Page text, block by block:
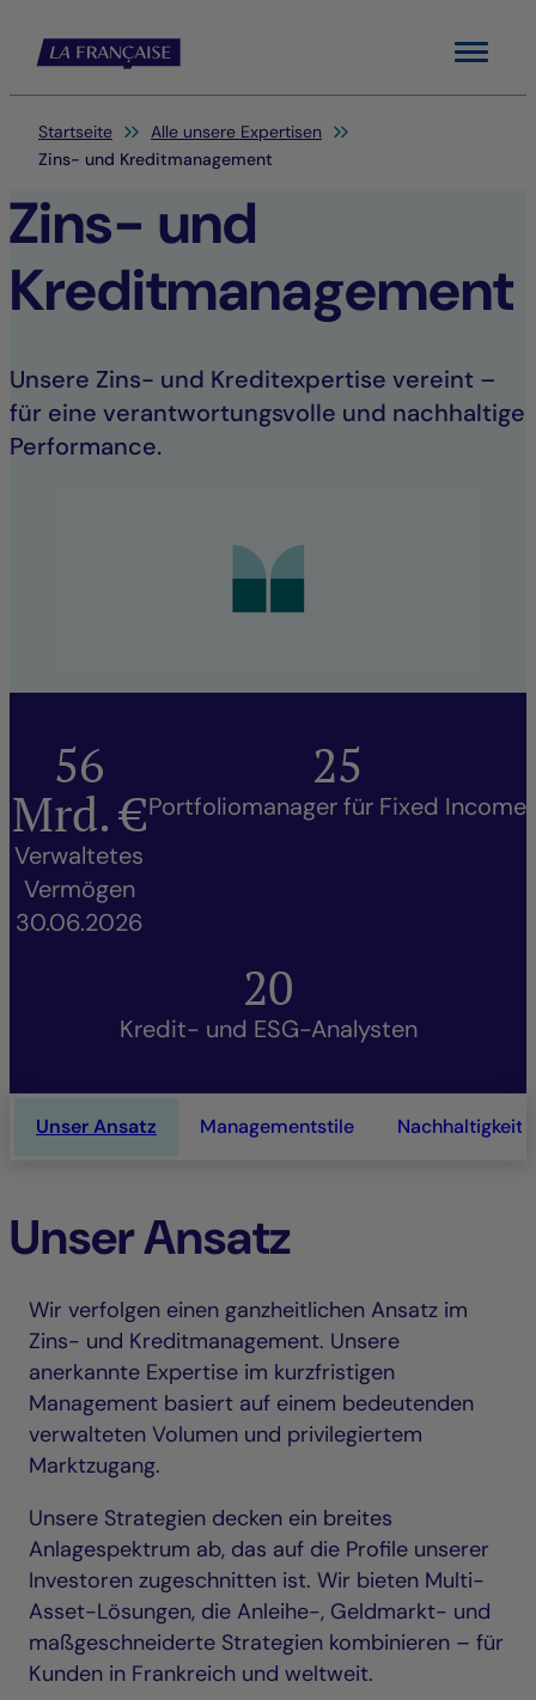
Menu
Sie befinden sich hier:
Startseite
Alle unsere Expertisen
Zins- und Kreditmanagement
Zins- und
Kreditmanagement
Unsere Zins- und Kreditexpertise vereint –
für eine verantwortungsvolle und nachhaltige
Performance.
56
Mrd. €
Verwaltetes
Vermögen
30.06.2026
25
Portfoliomanager für Fixed Income
20
Kredit- und ESG-Analysten
Unser Ansatz Managementstile Nachhaltigkeit
Unser Ansatz
Wir verfolgen einen ganzheitlichen Ansatz im
Zins- und Kreditmanagement. Unsere
anerkannte Expertise im kurzfristigen
Management basiert auf einem bedeutenden
verwalteten Volumen und privilegiertem
Marktzugang.
Unsere Strategien decken ein breites
Anlagespektrum ab, das auf die Profile unserer
Investoren zugeschnitten ist. Wir bieten Multi-
Asset-Lösungen, die Anleihe-, Geldmarkt- und
maßgeschneiderte Strategien kombinieren – für
Kunden in Frankreich und weltweit.